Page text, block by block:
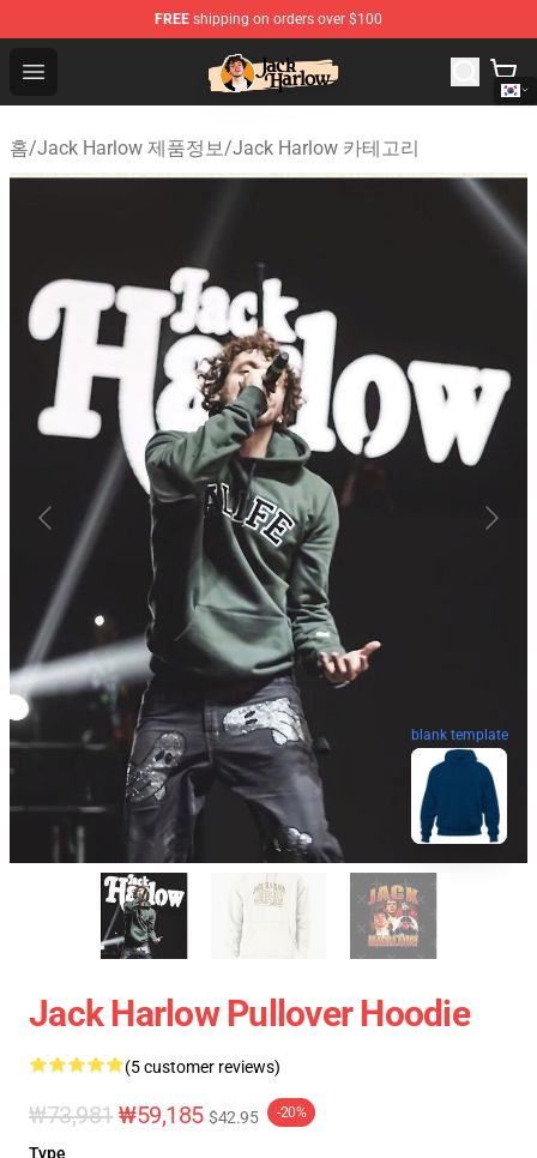
FREE shipping on orders over $100
Open menu
Jack Harlow Shop - Official Jack Harlow Merchandise
홈/Jack Harlow 제품정보/Jack Harlow 카테고리
blank template
Jack Harlow Pullover Hoodie
(5 customer reviews)
₩73,981 ₩59,185 $42.95 -20%
Type